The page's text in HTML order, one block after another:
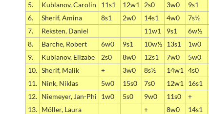
5.
Kublanov, Carolin 11s1 12w1 2s0 3w0 9s1
6.
Sherif, Amina 8s1 2w0 14s1 4w0 7s½
7.
Reksten, Daniel 11w1 9s1 6w½
8.
Barche, Robert 6w0 9s1 10w½ 13s1 1w0
9.
Kublanov, Elizabe 2s0 8w0 12s1 7w0 5w0
10. Sherif, Malik + 3w0 8s½ 14w1 4s0
11. Nink, Niklas 5w0 15s0 7s0 12w1 16s1
12. Niemeyer, Jan-Phi 1w0 5s0 9w0 11s0 +
13. Möller, Laura + 8w0 14s1